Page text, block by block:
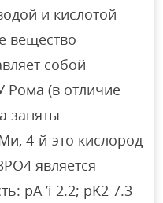
и кислотой
вещество
собой
Рома (в отличие
заняты
4-й-это кислород
является
pA ’i 2.2; pK2 7.3